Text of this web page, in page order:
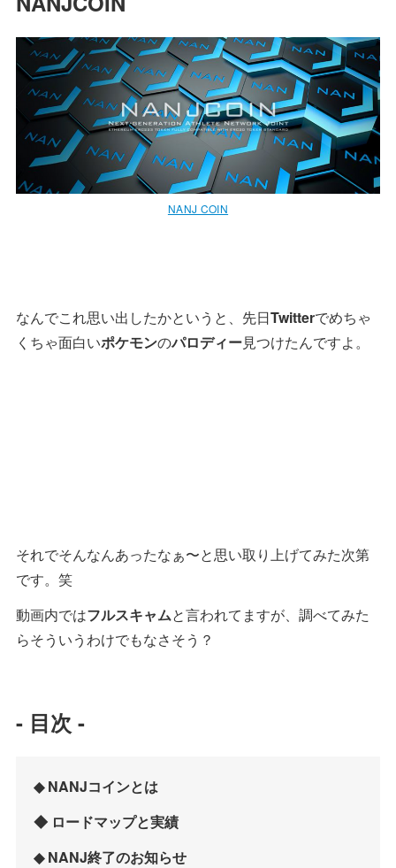
NANJ COIN
なんでこれ思い出したかというと、先日Twitterでめちゃ
くちゃ面白いポケモンのパロディー見つけたんですよ。
それでそんなんあったなぁ〜と思い取り上げてみた次第
です。笑
動画内ではフルスキャムと言われてますが、調べてみた
らそういうわけでもなさそう？
- 目次 -
◆ NANJコインとは
◆ ロードマップと実績
◆ NANJ終了のお知らせ